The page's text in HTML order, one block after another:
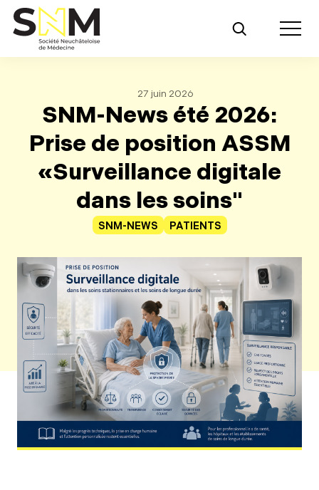
Retour au contenu principal
Toggle
27 juin 2026
SNM-News été 2026:
Prise de position ASSM
«Surveillance digitale
dans les soins"
SNM-NEWS PATIENTS